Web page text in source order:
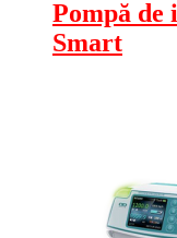
Pompă de
Smart